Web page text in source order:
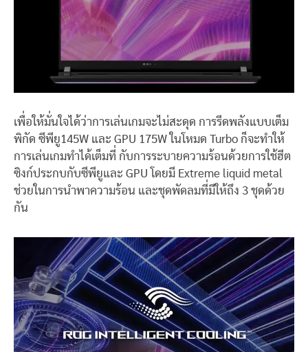
เพื่อให้มั่นใจได้ว่าการเล่นเกมจะไม่สะดุด การรีดพลังแบบเต็ม
พิกัด ซีพียู145W และ GPU 175W ในโหมด Turbo ก็จะทำให้
การเล่นเกมทำได้เต็มที่ กับการระบายความร้อนด้วยการใช้ฮีต
ซิงก์ประกบกับซีพียูและ GPU โดยมี Extreme liquid metal
ช่วยในการนำพาความร้อน และชุดพัดลมที่มีให้ถึง 3 ชุดด้วย
กัน